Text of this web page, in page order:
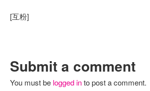
[互粉]
Submit a comment
You must be logged into post a comment.